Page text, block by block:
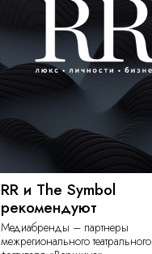
RR и The Symbol
рекомендуют
Медиабренды – партнеры
межрегионального театрального